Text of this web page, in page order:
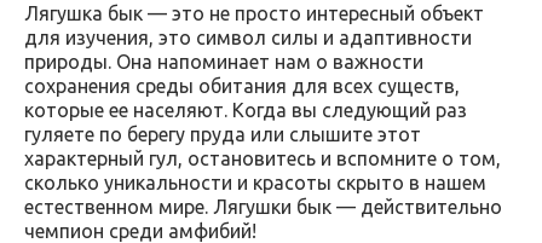
Лягушка бык — это не просто интересный объект
для изучения, это символ силы и адаптивности
природы. Она напоминает нам о важности
сохранения среды обитания для всех существ,
которые ее населяют. Когда вы следующий раз
гуляете по берегу пруда или слышите этот
характерный гул, остановитесь и вспомните о том,
сколько уникальности и красоты скрыто в нашем
естественном мире. Лягушки бык — действительно
чемпион среди амфибий!